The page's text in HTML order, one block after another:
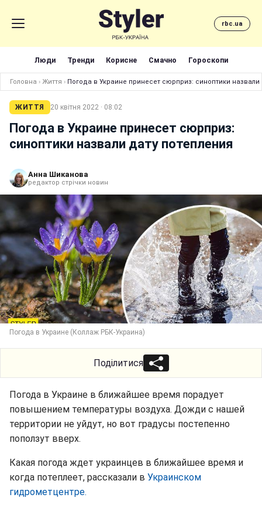
rbc.ua
Люди Тренди Корисне Смачно Гороскопи
Головна › Життя › Погода в Украине принесет сюрприз: синоптики назвали
ЖИТТЯ 20 квітня 2022 · 08:02
Погода в Украине принесет сюрприз:
синоптики назвали дату потепления
Анна Шиканова
редактор стрічки новин
Погода в Украине (Коллаж РБК-Украина)
Поділитися
Погода в Украине в ближайшее время порадует
повышением температуры воздуха. Дожди с нашей
территории не уйдут, но вот градусы постепенно
поползут вверх.
Какая погода ждет украинцев в ближайшее время и
когда потеплеет, рассказали в Украинском
гидрометцентре.